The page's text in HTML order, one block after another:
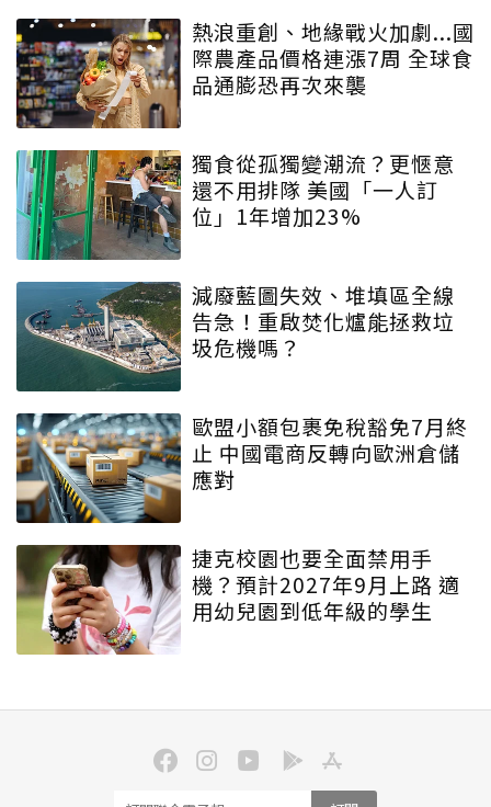
熱浪重創、地緣戰火加劇...國
際農產品價格連漲7周 全球食
品通膨恐再次來襲
獨食從孤獨變潮流？更愜意
還不用排隊 美國「一人訂
位」1年增加23%
減廢藍圖失效、堆填區全線
告急！重啟焚化爐能拯救垃
圾危機嗎？
歐盟小額包裹免稅豁免7月終
止 中國電商反轉向歐洲倉儲
應對
捷克校園也要全面禁用手
機？預計2027年9月上路 適
用幼兒園到低年級的學生